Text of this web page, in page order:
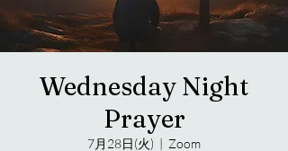
Wednesday Night
Prayer
7月28日(火)
  |
Zoom